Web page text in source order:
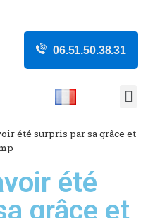
06.51.50.38.31
été surpris par sa grâce et
été
grâce et